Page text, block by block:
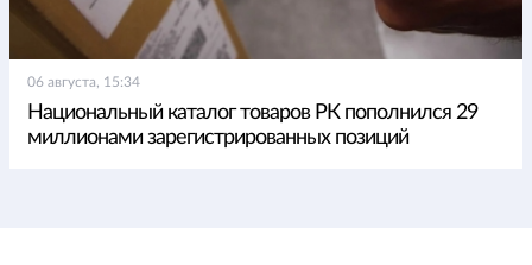
06 августа, 15:34
Национальный каталог товаров РК пополнился 29
миллионами зарегистрированных позиций